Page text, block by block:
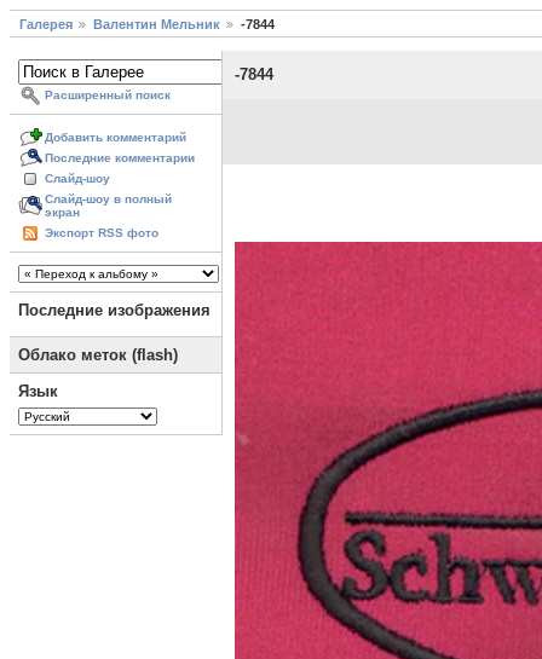
Галерея Валентин Мельник -7844
Расширенный поиск
Добавить комментарий
Последние комментарии
Слайд-шоу
Слайд-шоу в полный
экран
Экспорт RSS фото
Последние изображения
Облако меток (flash)
Язык
-7844